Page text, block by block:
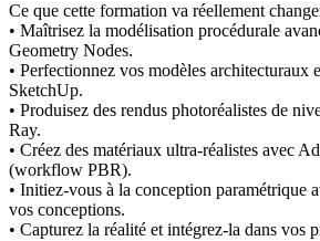
Ce que cette formation va réellement
• Maîtrisez la modélisation procédurale
Geometry Nodes.
• Perfectionnez vos modèles architecturaux
SketchUp.
• Produisez des rendus photoréalistes de
Ray.
• Créez des matériaux ultra-réalistes avec
(workflow PBR).
• Initiez-vous à la conception paramétrique
vos conceptions.
• Capturez la réalité et intégrez-la dans vos